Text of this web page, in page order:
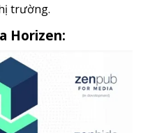
trường.
Horizen: